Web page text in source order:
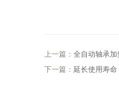
上一篇： 全自动轴承
下一篇： 延长使用寿